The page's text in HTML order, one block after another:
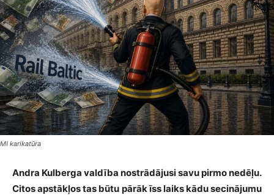
MI karikatūra
Andra Kulberga valdība nostrādājusi savu pirmo nedēļu.
Citos apstākļos tas būtu pārāk īss laiks kādu secinājumu